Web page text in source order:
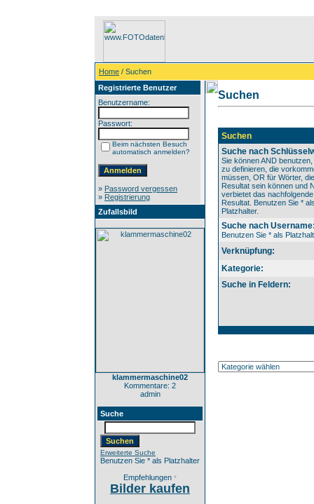
Home / Suchen
Registrierte Benutzer
Benutzername:
Passwort:
Beim nächsten Besuch
automatisch anmelden?
» Password vergessen
» Registrierung
Zufallsbild
klammermaschine02
Kommentare: 2
admin
Suche
Erweiterte Suche
Benutzen Sie * als Platzhalter
Empfehlungen *
Bilder kaufen
Suchen
Suchen
Suche nach
Sie können AND
zu definieren, die
müssen, OR für Wörter,
Resultat sein können und
verbietet das
Resultat. Benutzen Sie *
Platzhalter.
Suche nach
Benutzen Sie * als
Verknüpfung:
Kategorie:
Suche in Feldern: